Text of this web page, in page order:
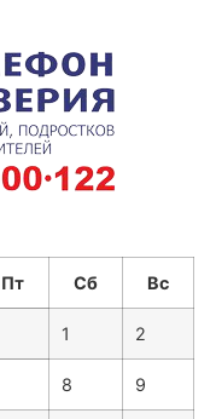
Пт Сб Вс
1 2
8 9